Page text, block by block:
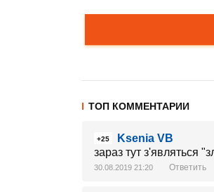
ТОП КОММЕНТАРИИ
+25
Ksenia VB
зараз тут з'являться
30.08.2019 21:20 Ответить